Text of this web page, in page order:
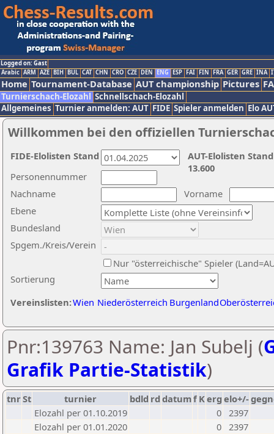
Logged on: Gast
Arabic ARM AZE BIH BUL CAT CHN CRO CZE DEN ENG ESP FAI FIN FRA GER GRE INA
Home Tournament-Database AUT championship Pictures
Turnierschach-Elozahl Schnellschach-Elozahl
Allgemeines Turnier anmelden: AUT FIDE Spieler anmelden Elo
Willkommen bei den offiziellen
Nachname
Vorname
Ebene
Sortierung
Personennummer
Bundesland
Spgem./Kreis/Verein
Nur "österreichische" Spieler
Vereinslisten:Wien Niederösterreich Burgenland
AUT-Elolisten
13.600
FIDE-Elolisten Stand
Pnr:139763 Name: Jan Subelj (
Grafik Partie-Statistik)
tnrSt turnier bdld rd datumf Kerg elo+/-
Elozahl per 01.10.2019
0 2397
Elozahl per 01.01.2020
0 2397